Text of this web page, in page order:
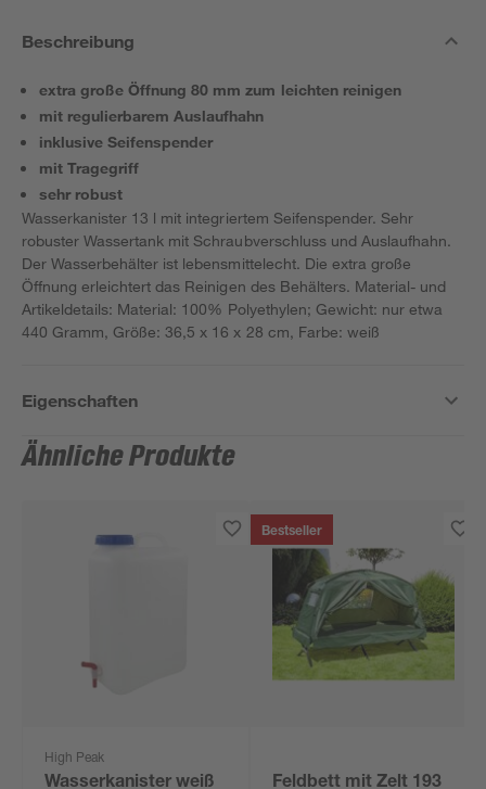
Beschreibung
extra große Öffnung 80 mm zum leichten reinigen
mit regulierbarem Auslaufhahn
inklusive Seifenspender
mit Tragegriff
sehr robust
Wasserkanister 13 l mit integriertem Seifenspender. Sehr
robuster Wassertank mit Schraubverschluss und Auslaufhahn.
Der Wasserbehälter ist lebensmittelecht. Die extra große
Öffnung erleichtert das Reinigen des Behälters. Material- und
Artikeldetails: Material: 100% Polyethylen; Gewicht: nur etwa
440 Gramm, Größe: 36,5 x 16 x 28 cm, Farbe: weiß
Eigenschaften
Ähnliche Produkte
High Peak
Wasserkanister weiß
Bestseller
Feldbett mit Zelt 193